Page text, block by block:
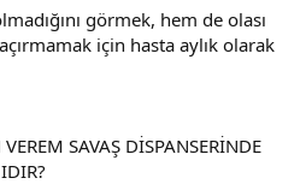
görmek, hem de olası
için hasta aylık olarak
SAVAŞ DİSPANSERİNDE